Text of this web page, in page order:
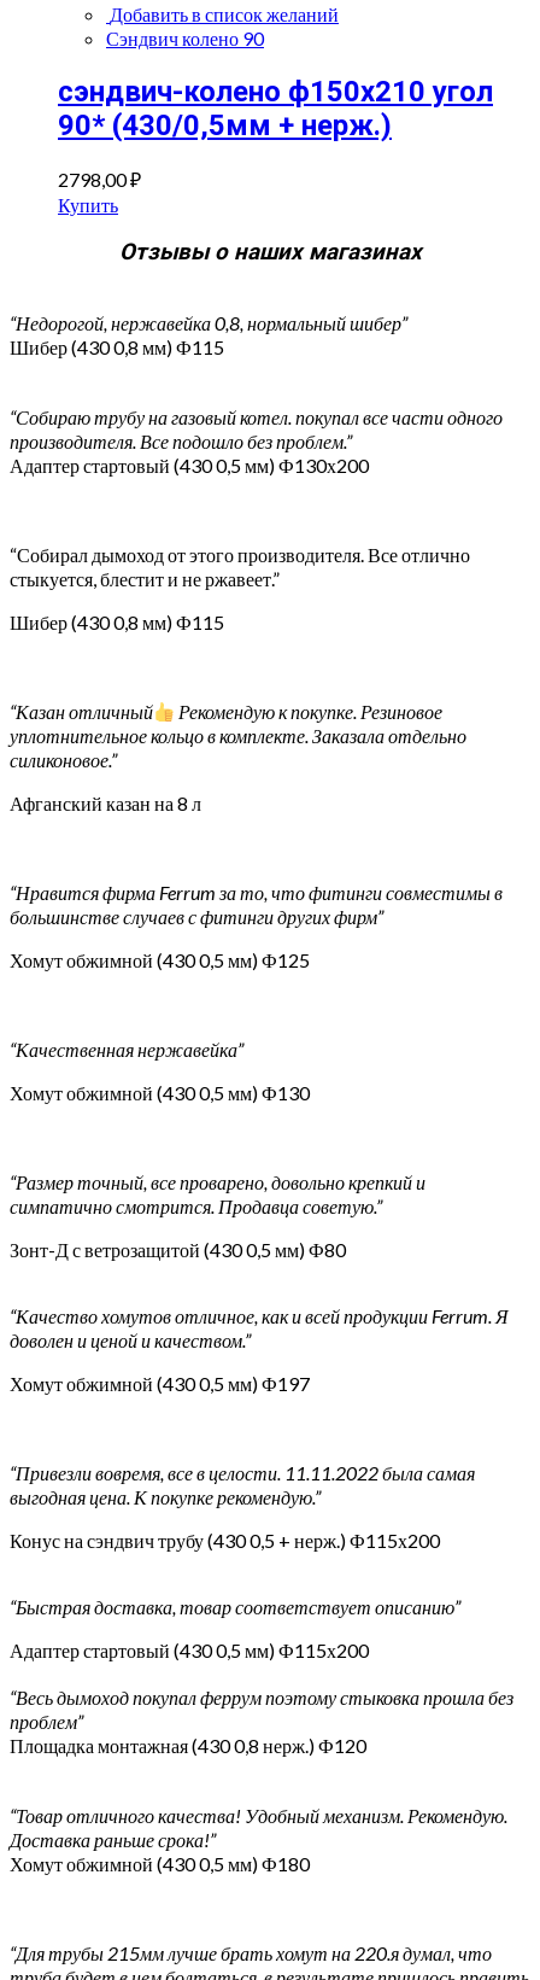
Добавить в список желаний
Сэндвич колено 90
сэндвич-колено ф150х210 угол
90* (430/0,5мм + нерж.)
2798,00₽
Купить
Отзывы о наших магазинах
“Недорогой, нержавейка 0,8, нормальный шибер”
Шибер (430 0,8 мм) Ф115
“Собираю трубу на газовый котел. покупал все части одного
производителя. Все подошло без проблем.”
Адаптер стартовый (430 0,5 мм) Ф130х200
“Собирал дымоход от этого производителя. Все отлично
стыкуется, блестит и не ржавеет.”
Шибер (430 0,8 мм) Ф115
“Казан отличный
Рекомендую к покупке. Резиновое
уплотнительное кольцо в комплекте. Заказала отдельно
силиконовое.”
Афганский казан на 8 л
“Нравится фирма Ferrum за то, что фитинги совместимы в
большинстве случаев с фитинги других фирм”
Хомут обжимной (430 0,5 мм) Ф125
“Качественная нержавейка”
Хомут обжимной (430 0,5 мм) Ф130
“Размер точный, все проварено, довольно крепкий и
симпатично смотрится. Продавца советую.”
Зонт-Д с ветрозащитой (430 0,5 мм) Ф80
“Качество хомутов отличное, как и всей продукции Ferrum. Я
доволен и ценой и качеством.”
Хомут обжимной (430 0,5 мм) Ф197
“Привезли вовремя, все в целости. 11.11.2022 была самая
выгодная цена. К покупке рекомендую.”
Конус на сэндвич трубу (430 0,5 + нерж.) Ф115х200
“Быстрая доставка, товар соответствует описанию”
Адаптер стартовый (430 0,5 мм) Ф115х200
“Весь дымоход покупал феррум поэтому стыковка прошла без
проблем”
Площадка монтажная (430 0,8 нерж.) Ф120
“Товар отличного качества! Удобный механизм. Рекомендую.
Доставка раньше срока!”
Хомут обжимной (430 0,5 мм) Ф180
“Для трубы 215мм лучше брать хомут на 220.я думал, что